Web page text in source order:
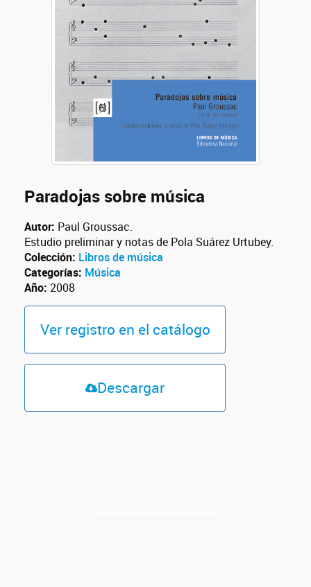
Paradojas sobre música
Autor: Paul Groussac.
Estudio preliminar y notas de Pola Suárez Urtubey.
Colección: Libros de música
Categorías: Música
Año: 2008
Ver registro en el catálogo
Descargar